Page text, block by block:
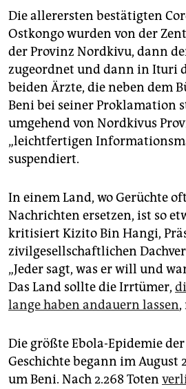
Die allerersten bestätigten
Ostkongo wurden von der
der Provinz Nordkivu, dann
zugeordnet und dann in Ituri
beiden Ärzte, die neben dem
Beni bei seiner Proklamation
umgehend von Nordkivus
„leichtfertigen
suspendiert.
In einem Land, wo Gerüchte
Nachrichten ersetzen, ist so
kritisiert Kizito Bin Hangi,
zivilgesellschaftlichen
„Jeder sagt, was er will und
Das Land sollte die Irrtümer,
lange haben andauern lassen,
Die größte Ebola-Epidemie
Geschichte begann im August
um Beni. Nach 2.268 Toten